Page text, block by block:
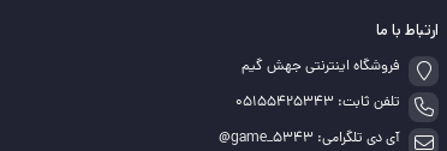
ارتباط با ما
فروشگاه اینترنتی جهش گیم
تلفن ثابت: 05155425343
آی دی تلگرامی: game_5343@